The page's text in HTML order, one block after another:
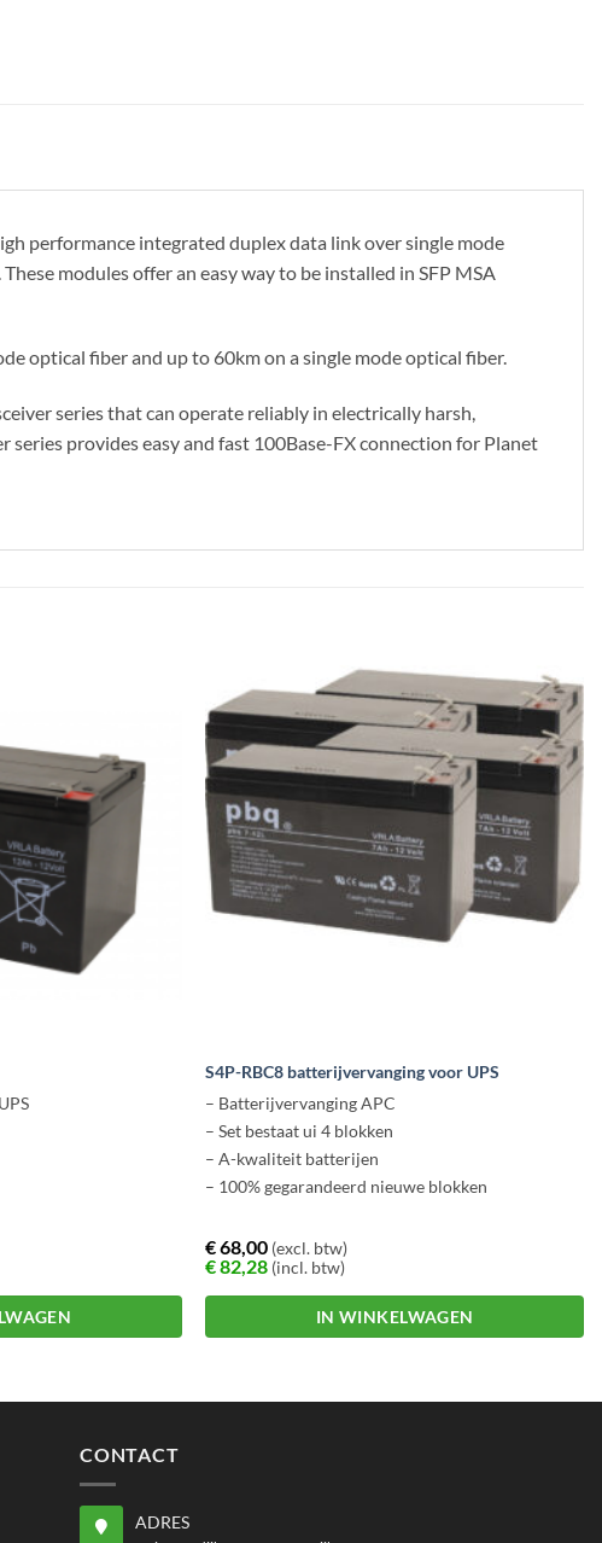
performance integrated duplex data link over single mode
modules offer an easy way to be installed in SFP MSA
optical fiber and up to 60km on a single mode optical fiber.
series that can operate reliably in electrically harsh,
provides easy and fast 100Base-FX connection for Planet
S4P-RBC8 batterijvervanging voor UPS
– Batterijvervanging APC
– Set bestaat ui 4 blokken
– A-kwaliteit batterijen
– 100% gegarandeerd nieuwe blokken
€68,00 (excl. btw)
€82,28 (incl. btw)
IN WINKELWAGEN
CONTACT
ADRES